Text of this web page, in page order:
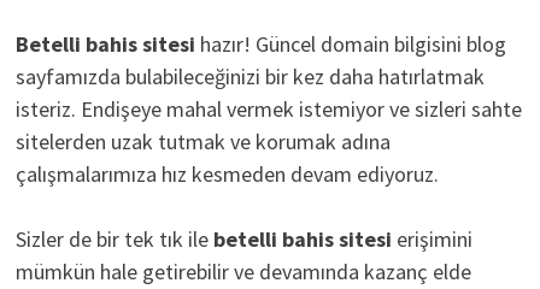
Betelli bahis sitesi hazır! Güncel domain bilgisini blog
sayfamızda bulabileceğinizi bir kez daha hatırlatmak
isteriz. Endişeye mahal vermek istemiyor ve sizleri sahte
sitelerden uzak tutmak ve korumak adına
çalışmalarımıza hız kesmeden devam ediyoruz.
Sizler de bir tek tık ile betelli bahis sitesi erişimini
mümkün hale getirebilir ve devamında kazanç elde